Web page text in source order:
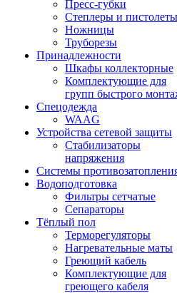
Пресс-губки
Степлеры и пистолеты
Ножницы
Труборезы
Принадлежности
Шкафы коллекторные
Комплектующие для
групп быстрого
Спецодежда
WAAG
Устройства сетевой защиты
Стабилизаторы
напряжения
Системы
Водоподготовка
Фильтры сетчатые
Сепараторы
Тёплый пол
Терморегуляторы
Нагревательные маты
Греющий кабель
Комплектующие для
греющего кабеля